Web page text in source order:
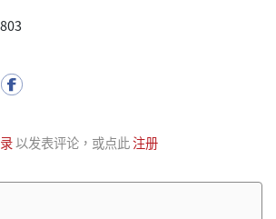
以发表评论，或点此注册